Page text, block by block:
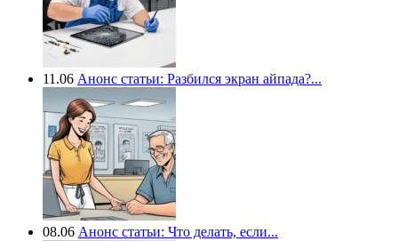
11.06 Анонс статьи: Разбился экран айпада?...
08.06 Анонс статьи: Что делать, если...